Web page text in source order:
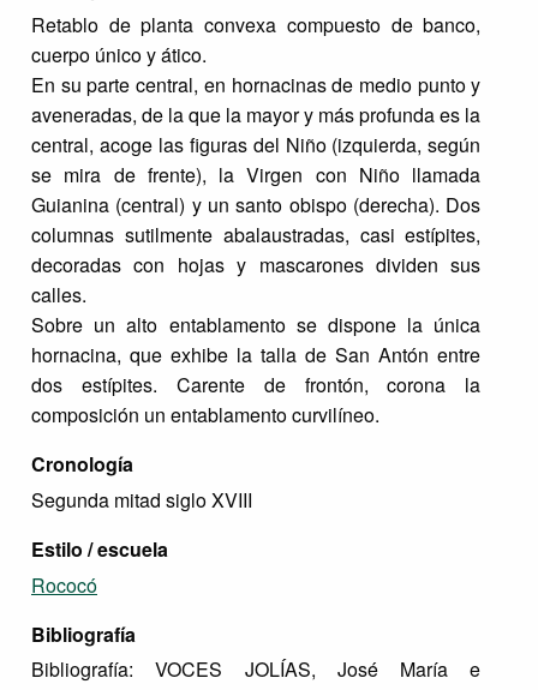
Retablo de planta convexa compuesto de banco,
cuerpo único y ático.
En su parte central, en hornacinas de medio punto y
aveneradas, de la que la mayor y más profunda es la
central, acoge las figuras del Niño (izquierda, según
se mira de frente), la Virgen con Niño llamada
Guianina (central) y un santo obispo (derecha). Dos
columnas sutilmente abalaustradas, casi estípites,
decoradas con hojas y mascarones dividen sus
calles.
Sobre un alto entablamento se dispone la única
hornacina, que exhibe la talla de San Antón entre
dos estípites. Carente de frontón, corona la
composición un entablamento curvilíneo.
Cronología
Segunda mitad siglo XVIII
Estilo / escuela
Rococó
Bibliografía
Bibliografía: VOCES JOLÍAS, José María e